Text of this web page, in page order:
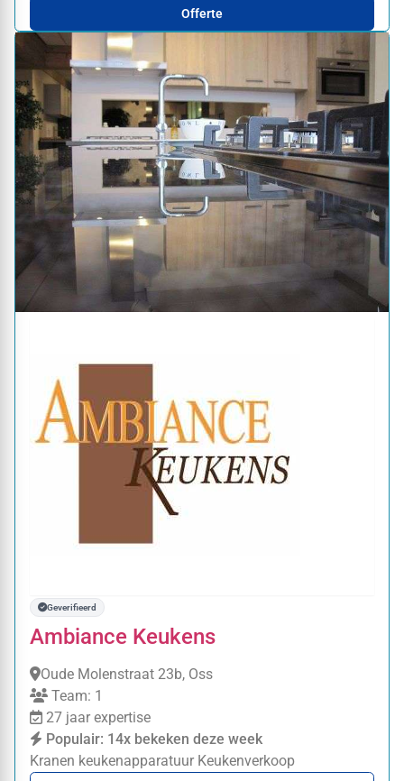
Offerte
Geverifieerd
Ambiance Keukens
Oude Molenstraat 23b, Oss
Team: 1
27 jaar expertise
Populair: 14x bekeken deze week
Kranen keukenapparatuur Keukenverkoop